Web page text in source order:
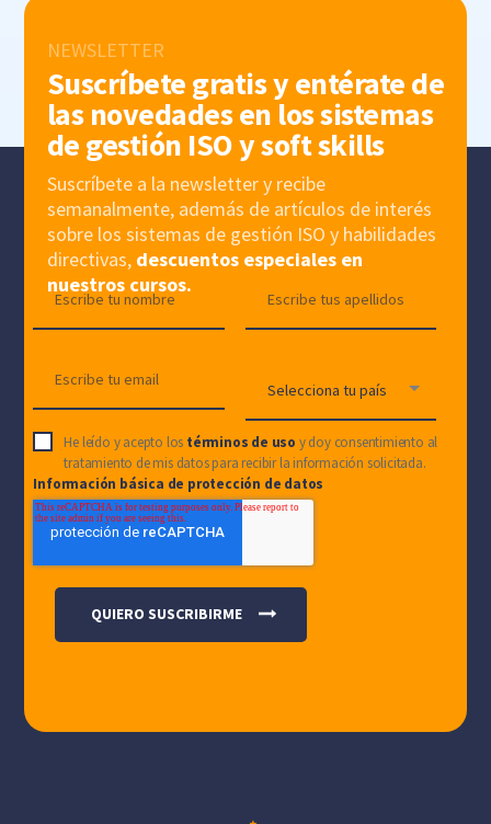
NEWSLETTER
Suscríbete gratis y entérate de
las novedades en los sistemas
de gestión ISO y soft skills
Suscríbete a la newsletter y recibe
semanalmente, además de artículos de interés
sobre los sistemas de gestión ISO y habilidades
directivas, descuentos especiales en
nuestros cursos.
He leído y acepto los términos de uso y doy consentimiento al
tratamiento de mis datos para recibir la información solicitada.
Información básica de protección de datos